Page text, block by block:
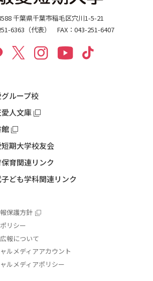
千葉県千葉市稲毛区穴川1-5-21
6363（代表） FAX：043-251-6407
ループ校
人文庫
期大学校友会
育関連リンク
ども学科関連リンク
保護方針
リシー
報について
ルメディアアカウント
ルメディアポリシー